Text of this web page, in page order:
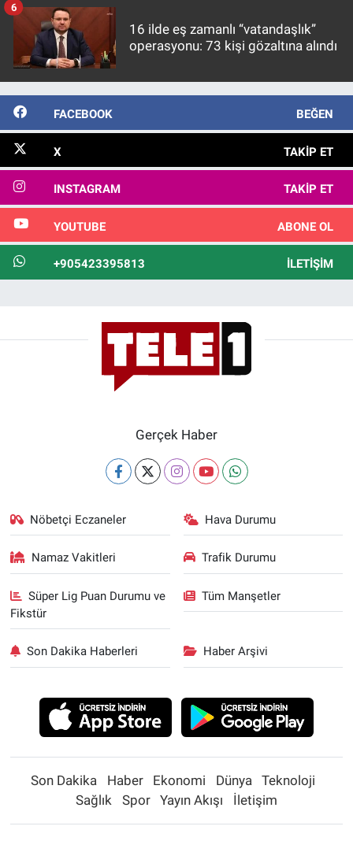
16 ilde eş zamanlı “vatandaşlık”
operasyonu: 73 kişi gözaltına alındı
6
FACEBOOK BEĞEN
X TAKIP ET
INSTAGRAM TAKIP ET
YOUTUBE ABONE OL
+905423395813 İLETIŞIM
Gerçek Haber
Nöbetçi Eczaneler Hava Durumu
Namaz Vakitleri Trafik Durumu
Süper Lig Puan Durumu ve
Fikstür
Tüm Manşetler
Son Dakika Haberleri Haber Arşivi
Son Dakika Haber Ekonomi Dünya
Teknoloji
Sağlık
Spor Yayın Akışı İletişim